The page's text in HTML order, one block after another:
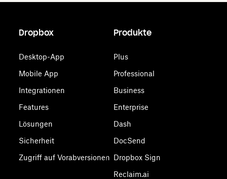
Dropbox
Desktop-App
Mobile App
Integrationen
Features
Lösungen
Sicherheit
Zugriff auf Vorabversionen
Produkte
Plus
Professional
Business
Enterprise
Dash
DocSend
Dropbox Sign
Reclaim.ai